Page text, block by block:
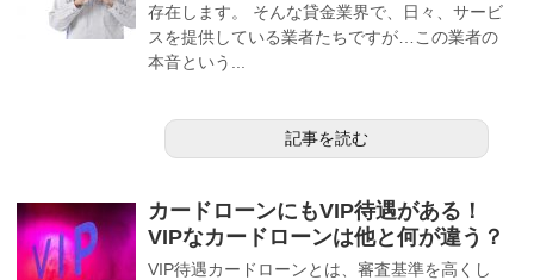
存在します。 そんな貸金業界で、日々、サービ
スを提供している業者たちですが…この業者の
本音という...
記事を読む
カードローンにもVIP待遇がある！
VIPなカードローンは他と何が違う？
VIP待遇カードローンとは、審査基準を高くし